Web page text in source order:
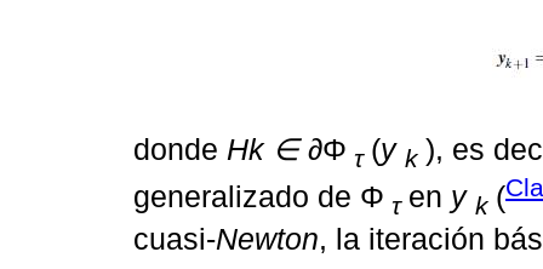
donde Hk ∈ ∂Φ τ (y k ), es
generalizado de Φ τ en y k (
cuasi-Newton, la iteración